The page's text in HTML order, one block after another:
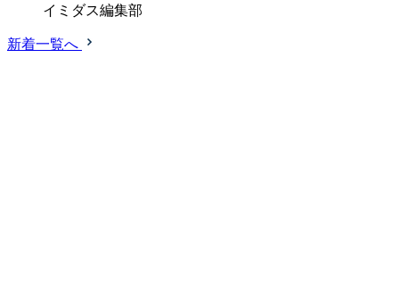
イミダス編集部
新着一覧へ